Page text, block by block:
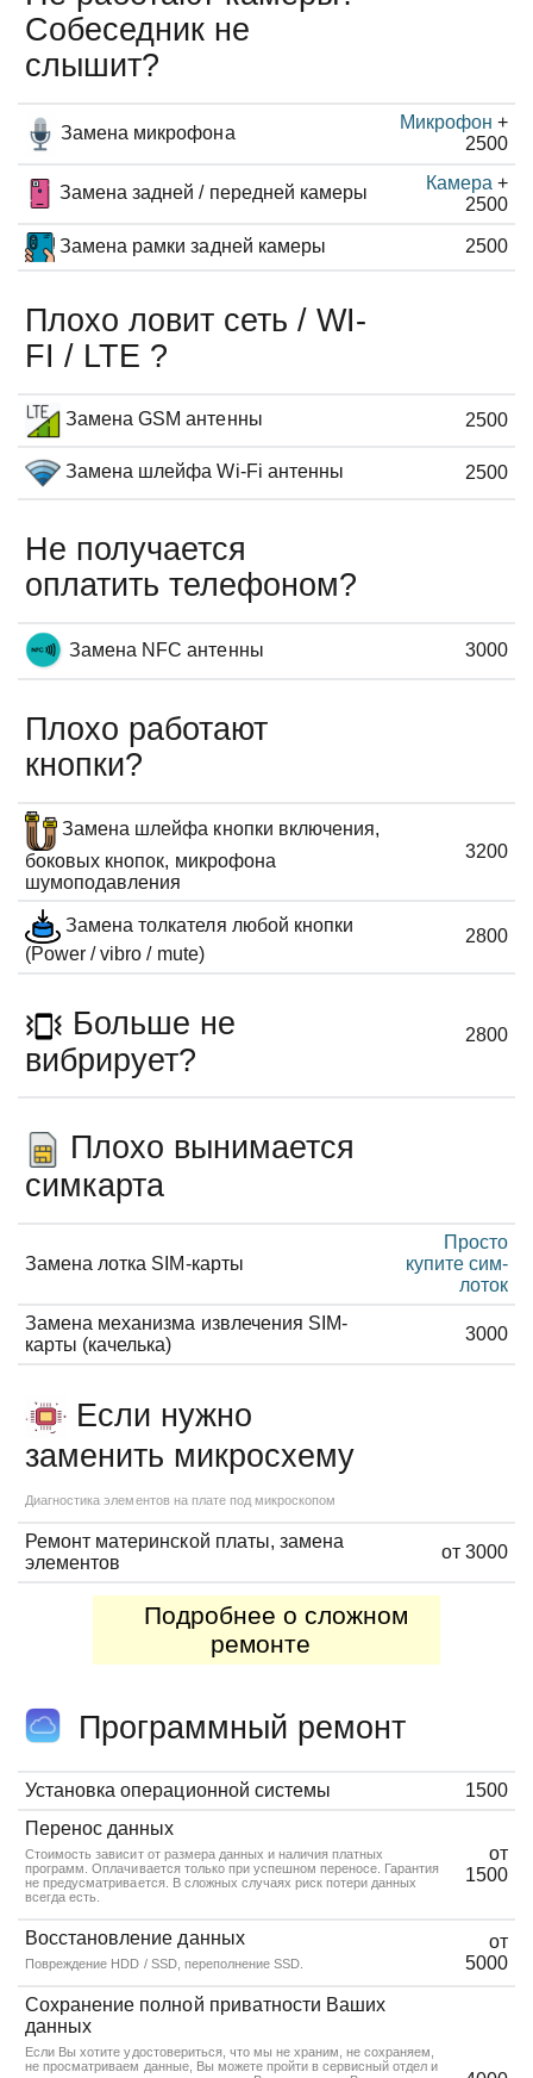
Собеседник не
слышит?
Замена микрофона
Микрофон +
2500
Замена задней / передней камеры Камера+
2500
Замена рамки задней камеры 2500
Плохо ловит сеть / WI-
FI / LTE ?
Замена GSM антенны 2500
Замена шлейфа Wi-Fi антенны 2500
Не получается
оплатить телефоном?
Замена NFC антенны 3000
Плохо работают
кнопки?
Замена шлейфа кнопки включения,
боковых кнопок, микрофона
шумоподавления
3200
Замена толкателя любой кнопки
(Power / vibro / mute)
2800
Больше не
вибрирует?
2800
Плохо вынимается
симкарта
Замена лотка SIM-карты
Просто
купите сим-
лоток
Замена механизма извлечения SIM-
карты (качелька)
3000
Если нужно
заменить микросхему
Диагностика элементов на плате под микроскопом
Ремонт материнской платы, замена
элементов
от 3000
Подробнее о сложном
ремонте
Программный ремонт
Установка операционной системы
1500
Перенос данных
Стоимость зависит от размера данных и наличия платных
программ. Оплачивается только при успешном переносе. Гарантия
не предусматривается. В сложных случаях риск потери данных
всегда есть.
от
1500
Восстановление данных
Повреждение HDD / SSD, переполнение SSD.
от
5000
Сохранение полной приватности Ваших
данных
Если Вы хотите удостовериться, что мы не храним, не сохраняем,
не просматриваем данные, Вы можете пройти в сервисный отдел и